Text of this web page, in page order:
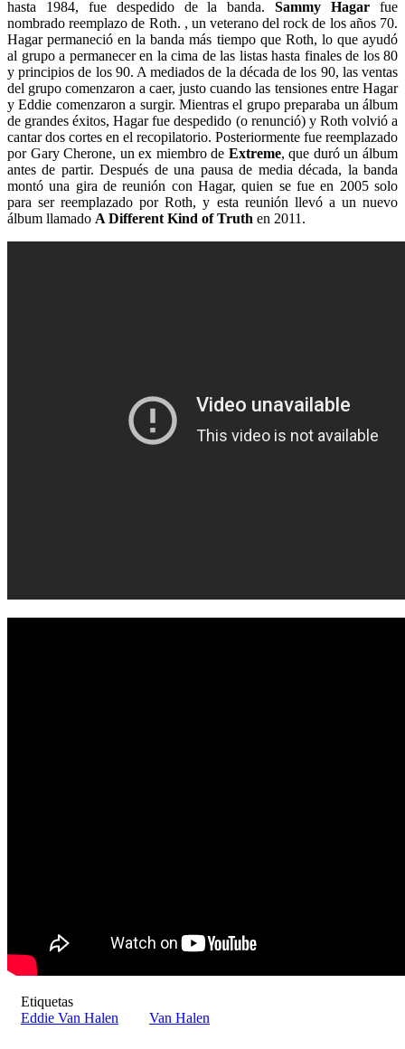
hasta 1984, fue despedido de la banda.Sammy Hagar fue
nombrado reemplazo de Roth. , un veterano del rock de los años 70.
Hagar permaneció en la banda más tiempo que Roth, lo que ayudó
al grupo a permanecer en la cima de las listas hasta finales de los 80
y principios de los 90. A mediados de la década de los 90, las ventas
del grupo comenzaron a caer, justo cuando las tensiones entre Hagar
y Eddie comenzaron a surgir. Mientras el grupo preparaba un álbum
de grandes éxitos, Hagar fue despedido (o renunció) y Roth volvió a
cantar dos cortes en el recopilatorio. Posteriormente fue reemplazado
por Gary Cherone, un ex miembro de Extreme, que duró un álbum
antes de partir. Después de una pausa de media década, la banda
montó una gira de reunión con Hagar, quien se fue en 2005 solo
para ser reemplazado por Roth, y esta reunión llevó a un nuevo
álbum llamado A Different Kind of Truth en 2011.
Etiquetas
Eddie Van Halen
Van Halen